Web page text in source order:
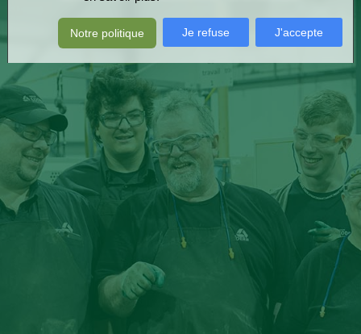
Notre politique Je refuse J'accepte